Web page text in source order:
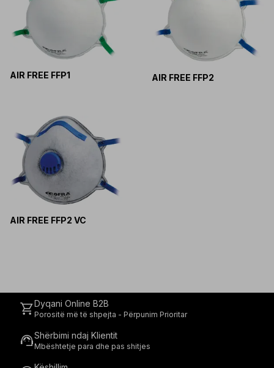
AIR FREE FFP1 AIR FREE FFP2
AIR FREE FFP2 VC
shopping_cartDyqani Online B2B
Porositë më të shpejta - Përpunim Prioritar
support_agentShërbimi ndaj Klientit
Mbështetje para dhe pas shitjes